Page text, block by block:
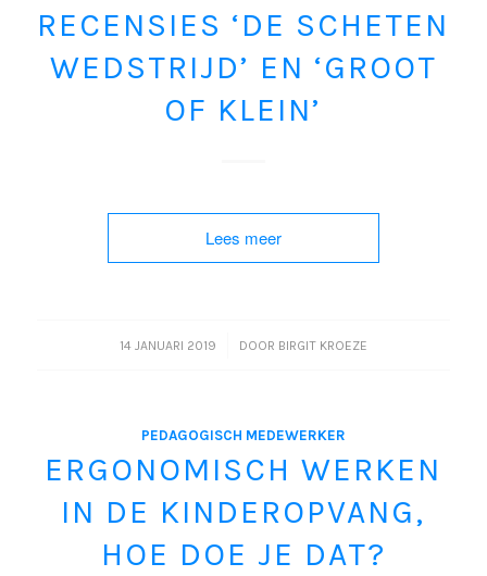
RECENSIES ‘DE SCHETEN
WEDSTRIJD’ EN ‘GROOT
OF KLEIN’
Lees meer
14 JANUARI 2019
/ DOOR BIRGIT KROEZE
PEDAGOGISCH MEDEWERKER
ERGONOMISCH WERKEN
IN DE KINDEROPVANG,
HOE DOE JE DAT?